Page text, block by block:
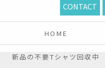
CONTACT
HOME
新品の不要Tシャツ回収中